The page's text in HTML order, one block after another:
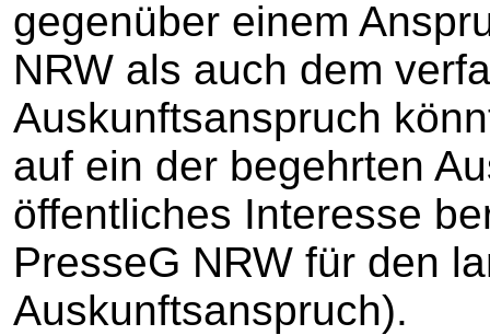
gegenüber einem
NRW als auch dem
Auskunftsanspruch
auf ein der begehrten
öffentliches Interesse
PresseG NRW für den
Auskunftsanspruch).